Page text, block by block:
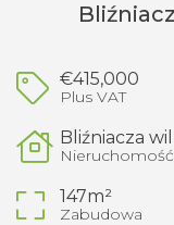
€415,000
Plus VAT
Bliźniacza
147m²
Zabudowa